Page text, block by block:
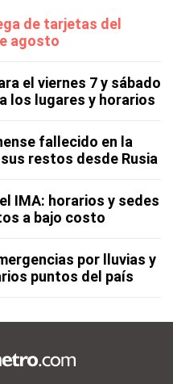
de tarjetas del
agosto
el viernes 7 y sábado
los lugares y horarios
fallecido en la
restos desde Rusia
IMA: horarios y sedes
a bajo costo
por lluvias y
puntos del país